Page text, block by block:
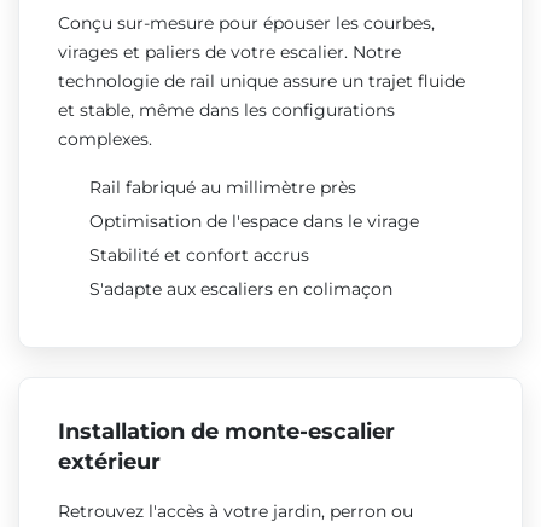
Conçu sur-mesure pour épouser les courbes,
virages et paliers de votre escalier. Notre
technologie de rail unique assure un trajet fluide
et stable, même dans les configurations
complexes.
Rail fabriqué au millimètre près
Optimisation de l'espace dans le virage
Stabilité et confort accrus
S'adapte aux escaliers en colimaçon
Installation de monte-escalier
extérieur
Retrouvez l'accès à votre jardin, perron ou